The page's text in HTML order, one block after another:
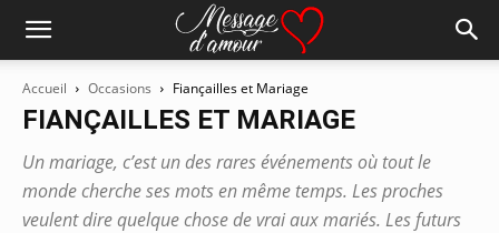
Accueil Occasions Fiançailles et Mariage
FIANÇAILLES ET MARIAGE
Un mariage, c’est un des rares événements où tout le
monde cherche ses mots en même temps. Les proches
veulent dire quelque chose de vrai aux mariés. Les futurs